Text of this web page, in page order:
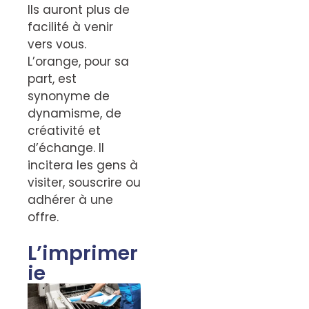
Ils auront plus de
facilité à venir
vers vous.
L’orange, pour sa
part, est
synonyme de
dynamisme, de
créativité et
d’échange. Il
incitera les gens à
visiter, souscrire ou
adhérer à une
offre.
L’imprimer
ie